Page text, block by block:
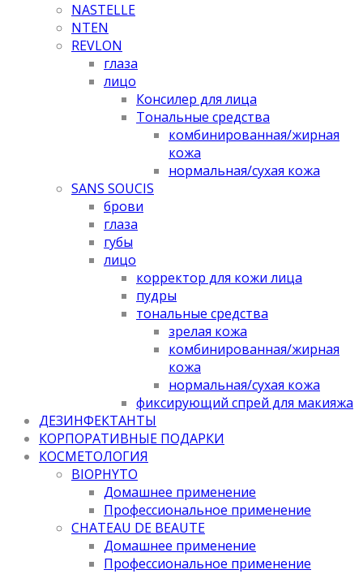
NASTELLE
NTEN
REVLON
глаза
лицо
Консилер для лица
Тональные средства
комбинированная/жирная
кожа
нормальная/cухая кожа
SANS SOUCIS
брови
глаза
губы
лицо
корректор для кожи лица
пудры
тональные средства
зрелая кожа
комбинированная/жирная
кожа
нормальная/cухая кожа
фиксирующий спрей для макияжа
ДЕЗИНФЕКТАНТЫ
КОРПОРАТИВНЫЕ ПОДАРКИ
КОСМЕТОЛОГИЯ
BIOPHYTO
Домашнее применение
Профессиональное применение
CHATEAU DE BEAUTE
Домашнее применение
Профессиональное применение